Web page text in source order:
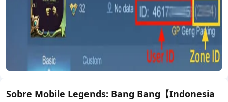
Sobre Mobile Legends: Bang Bang【Indonesia